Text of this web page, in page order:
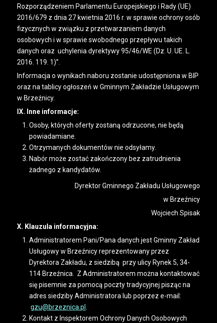
Rozporządzeniem Parlamentu Europejskiego i Rady (UE)
2016/679 z dnia 27 kwietnia 2016 r. w sprawie ochrony osób
fizycznych w związku z przetwarzaniem danych
osobowych i w sprawie swobodnego przepływu takich
danych oraz uchylenia dyrektywy 95/46/WE (Dz. U. UE. L.
2016. 119. 1)”.
Informacja o wynikach naboru zostanie udostępniona w BIP
oraz na tablicy ogłoszeń w Gminnym Zakładzie Usługowym
w Brzeźnicy.
IX. Inne informacje:
Osoby, których oferty zostaną odrzucone, nie będą
powiadamiane.
Otrzymanych dokumentów nie odsyłamy.
Nabór może zostać zakończony bez zatrudnienia
żadnego z kandydatów.
Dyrektor Gminnego Zakładu Usługowego
w Brzeźnicy
Wojciech Spisak
X. Klauzula informacyjna:
Administratorem Pani/Pana danych jest Gminny Zakład
Usługowy w Brzeźnicy reprezentowany przez
Dyrektora Zakładu, z siedzibą przy ulicy Rynek 5, 34-
114 Brzeźnica. Z Administratorem można kontaktować
się pisemnie za pomocą poczty tradycyjnej pisząc na
adres siedziby Administratora lub poprzez e-mail:
gzu@brzeznica.pl .
Kontakt z Inspektorem Ochrony Danych Osobowych